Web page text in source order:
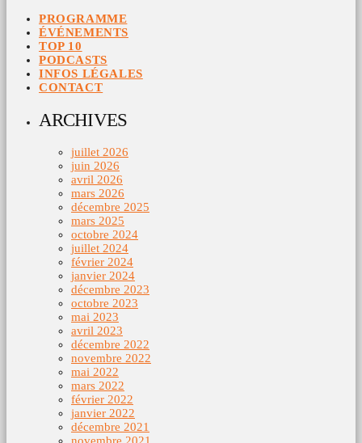
PROGRAMME
ÉVÉNEMENTS
TOP 10
PODCASTS
INFOS LÉGALES
CONTACT
ARCHIVES
juillet 2026
juin 2026
avril 2026
mars 2026
décembre 2025
mars 2025
octobre 2024
juillet 2024
février 2024
janvier 2024
décembre 2023
octobre 2023
mai 2023
avril 2023
décembre 2022
novembre 2022
mai 2022
mars 2022
février 2022
janvier 2022
décembre 2021